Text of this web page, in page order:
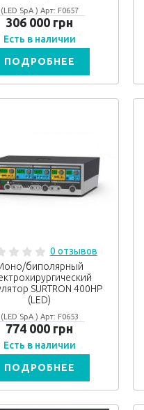
(LED SpA ) Арт: F0657
306 000 грн
Есть в наличии
ПОДРОБНЕЕ
0 отзывов
биполярный
SURTRON 400HP
(LED)
(LED SpA ) Арт: F0653
774 000 грн
Есть в наличии
ПОДРОБНЕЕ